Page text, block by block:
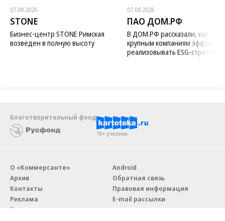
07.08.2026
STONE
Бизнес-центр STONE Римская
возведен в полную высоту
07.08.2026
ПАО ДОМ.РФ
В ДОМ.РФ рассказали, как
крупным компаниям
реализовывать ESG-стратегию
Благотворительный фонд
18+ реклама
О «Коммерсанте»
Архив
Контакты
Реклама
Вакансии
Android
Обратная связь
Правовая информация
E-mail рассылки